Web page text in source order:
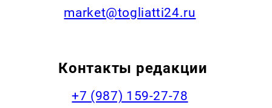
market@togliatti24.ru
Контакты редакции
+7 (987) 159-27-78